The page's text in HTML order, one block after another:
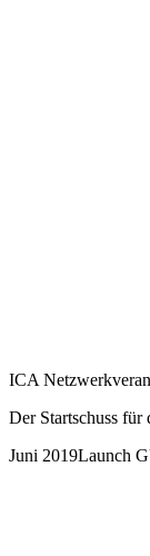
ICA
Der Startschuss für
Juni 2019Launch